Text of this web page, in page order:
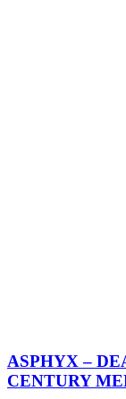
ASPHYX –
CENTURY